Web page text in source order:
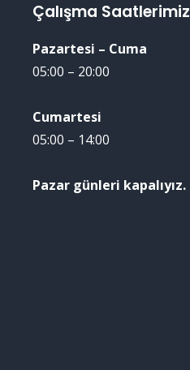
Çalışma Saatlerimiz
Pazartesi – Cuma
05:00 – 20:00
Cumartesi
05:00 – 14:00
Pazar günleri kapalıyız.